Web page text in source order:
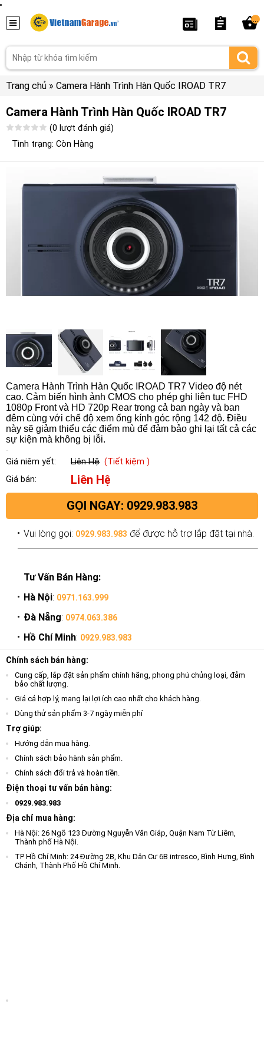
Trang chủ » Camera Hành Trình Hàn Quốc IROAD TR7
Camera Hành Trình Hàn Quốc IROAD TR7
(0 lượt đánh giá)
Tình trạng: Còn Hàng
Camera Hành Trình Hàn Quốc IROAD TR7 Video độ nét
cao. Cảm biến hình ảnh CMOS cho phép ghi liên tục FHD
1080p Front và HD 720p Rear trong cả ban ngày và ban
đêm cùng với chế độ xem ống kính góc rộng 142 độ. Điều
này sẽ giảm thiểu các điểm mù để đảm bảo ghi lại tất cả các
sự kiện mà không bị lỗi.
Giá niêm yết: Liên Hệ (Tiết kiệm )
Giá bán:
Liên Hệ
GỌI NGAY: 0929.983.983
Vui lòng gọi: 0929.983.983 để được hỗ trợ lắp đặt tại nhà.
Tư Vấn Bán Hàng:
Hà Nội: 0971.163.999
Đà Nẵng: 0974.063.386
Hồ Chí Minh: 0929.983.983
Chính sách bán hàng:
Cung cấp, lắp đặt sản phẩm chính hãng, phong phú chủng loại, đảm
bảo chất lượng.
Giá cả hợp lý, mang lại lợi ích cao nhất cho khách hàng.
Dùng thử sản phẩm 3-7 ngày miễn phí
Trợ giúp:
Hướng dẫn mua hàng.
Chính sách bảo hành sản phẩm.
Chính sách đổi trả và hoàn tiền.
Điện thoại tư vấn bán hàng:
0929.983.983
Địa chỉ mua hàng:
Hà Nội: 26 Ngõ 123 Đường Nguyễn Văn Giáp, Quận Nam Từ Liêm,
Thành phố Hà Nội.
TP Hồ Chí Minh: 24 Đường 2B, Khu Dân Cư 6B intresco, Bình Hưng, Bình
Chánh, Thành Phố Hồ Chí Minh.